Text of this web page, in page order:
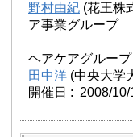
野村由紀 (花王株
ア事業グループ
ヘアケアグルー
田中洋 (中央大学
開催日 : 2008/10/